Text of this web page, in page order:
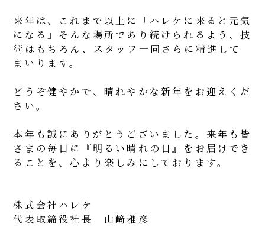
来年は、これまで以上に「ハレケに来ると元気
になる」そんな場所であり続けられるよう、技
術はもちろん、スタッフ一同さらに精進して
まいります。
どうぞ健やかで、晴れやかな新年をお迎えくだ
さい。
本年も誠にありがとうございました。来年も皆
さまの毎日に『明るい晴れの日』をお届けでき
ることを、心より楽しみにしております。
株式会社ハレケ
代表取締役社長 山﨑雅彦